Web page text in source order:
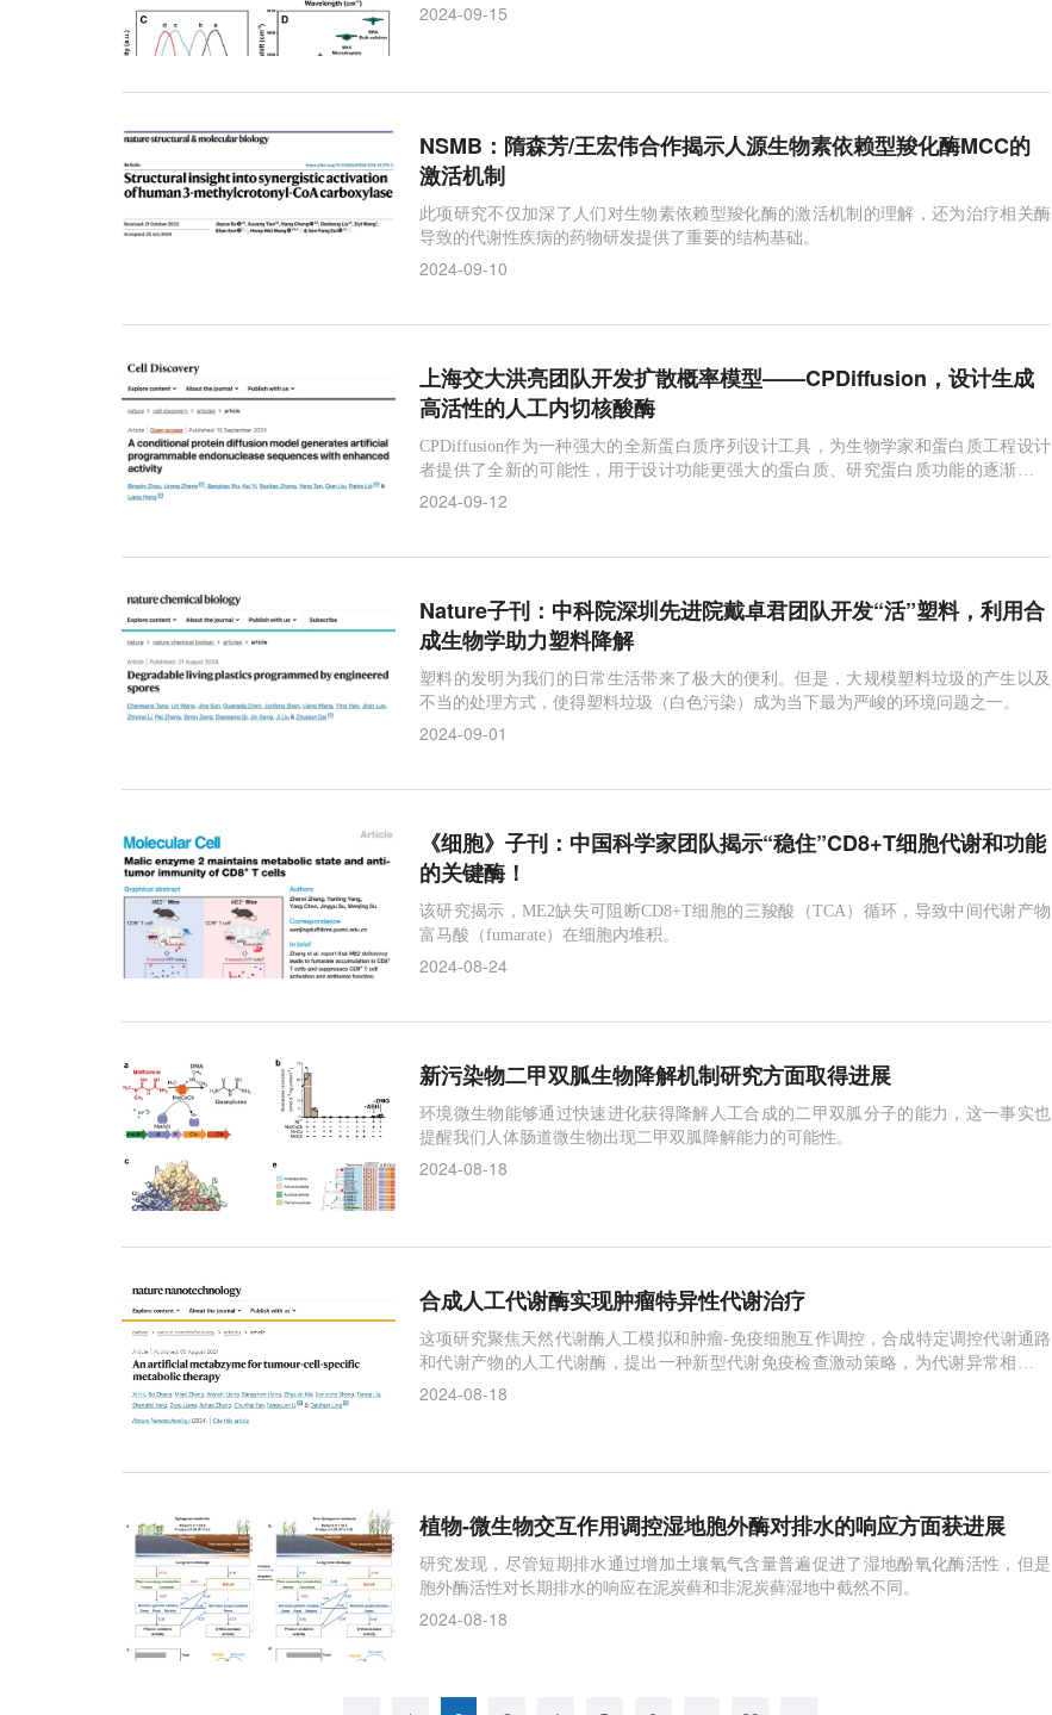
2024-09-15
NSMB：隋森芳/王宏伟合作揭示人源生物素依赖型羧化酶MCC的
激活机制
此项研究不仅加深了人们对生物素依赖型羧化酶的激活机制的理解，还为治疗相关酶
导致的代谢性疾病的药物研发提供了重要的结构基础。
2024-09-10
上海交大洪亮团队开发扩散概率模型——CPDiffusion，设计生成
高活性的人工内切核酸酶
CPDiffusion作为一种强大的全新蛋白质序列设计工具，为生物学家和蛋白质工程设计
者提供了全新的可能性，用于设计功能更强大的蛋白质、研究蛋白质功能的逐渐演化
过程、丰富现有蛋白质的数据库等。
2024-09-12
Nature子刊：中科院深圳先进院戴卓君团队开发“活”塑料，利用合
成生物学助力塑料降解
塑料的发明为我们的日常生活带来了极大的便利。但是，大规模塑料垃圾的产生以及
不当的处理方式，使得塑料垃圾（白色污染）成为当下最为严峻的环境问题之一。
2024-09-01
《细胞》子刊：中国科学家团队揭示“稳住”CD8+T细胞代谢和功能
的关键酶！
该研究揭示，ME2缺失可阻断CD8+T细胞的三羧酸（TCA）循环，导致中间代谢产物
富马酸（fumarate）在细胞内堆积。
2024-08-24
新污染物二甲双胍生物降解机制研究方面取得进展
环境微生物能够通过快速进化获得降解人工合成的二甲双胍分子的能力，这一事实也
提醒我们人体肠道微生物出现二甲双胍降解能力的可能性。
2024-08-18
合成人工代谢酶实现肿瘤特异性代谢治疗
这项研究聚焦天然代谢酶人工模拟和肿瘤-免疫细胞互作调控，合成特定调控代谢通路
和代谢产物的人工代谢酶，提出一种新型代谢免疫检查激动策略，为代谢异常相关重
大疾病提供基于人工代谢酶的全新代谢免疫调控策略。
2024-08-18
植物-微生物交互作用调控湿地胞外酶对排水的响应方面获进展
研究发现，尽管短期排水通过增加土壤氧气含量普遍促进了湿地酚氧化酶活性，但是
胞外酶活性对长期排水的响应在泥炭藓和非泥炭藓湿地中截然不同。
2024-08-18